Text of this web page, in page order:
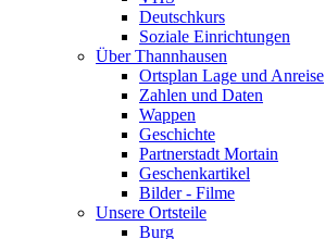
Deutschkurs
Soziale Einrichtungen
Über Thannhausen
Ortsplan Lage und Anreise
Zahlen und Daten
Wappen
Geschichte
Partnerstadt Mortain
Geschenkartikel
Bilder - Filme
Unsere Ortsteile
Burg